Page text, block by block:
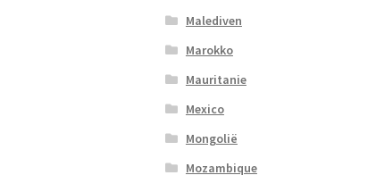
Malediven
Marokko
Mauritanie
Mexico
Mongolië
Mozambique